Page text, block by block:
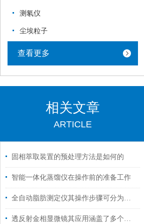
测氡仪
尘埃粒子
查看更多
相关文章
ARTICLE
固相萃取装置的预处理方法是如何的
智能一体化蒸馏仪在操作前的准备工作
全自动脂肪测定仪其操作步骤可分为以下五个核心阶段
透反射金相显微镜其应用涵盖了多个领域